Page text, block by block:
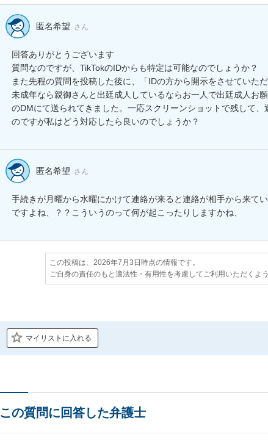
匿名希望 さん
回答ありがとうございます
質問なのですが、TikTokのIDからも特定は可能なのでしょうか？
また先程の質問を投稿した後に、「IDの方から開示をさせていた
未成年なら親御さんと出廷成人しているならお一人で出廷成人お
のDMにて送られてきました。一応スクリーンショットで残して、
のですが私はどう対応したら良いのでしょうか？
匿名希望 さん
手続きが月曜から水曜にかけて連絡が来ると連絡が相手から来て
ですよね、？？こういうのって何が起こったりしますかね、
この投稿は、2026年7月3日時点の情報です。
ご自身の責任のもと適法性・有用性を考慮してご利用いただくよ
マイリストに入れる
この質問に回答した弁護士